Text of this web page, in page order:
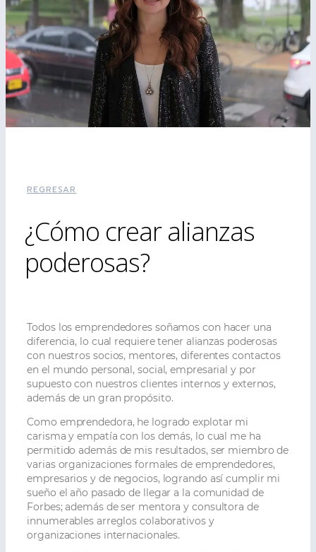
REGRESAR
¿Cómo crear alianzas
poderosas?
Todos los emprendedores soñamos con hacer una
diferencia, lo cual requiere tener alianzas poderosas
con nuestros socios, mentores, diferentes contactos
en el mundo personal, social, empresarial y por
supuesto con nuestros clientes internos y externos,
además de un gran propósito.
Como emprendedora, he logrado explotar mi
carisma y empatía con los demás, lo cual me ha
permitido además de mis resultados, ser miembro de
varias organizaciones formales de emprendedores,
empresarios y de negocios, logrando así cumplir mi
sueño el año pasado de llegar a la comunidad de
Forbes; además de ser mentora y consultora de
innumerables arreglos colaborativos y
organizaciones internacionales.